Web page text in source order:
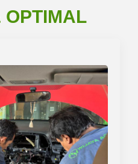
OPTIMAL